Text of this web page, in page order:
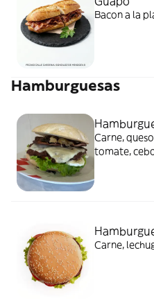
Bacon a la
Hamburguesas
Carne,
tomate,
Carne,